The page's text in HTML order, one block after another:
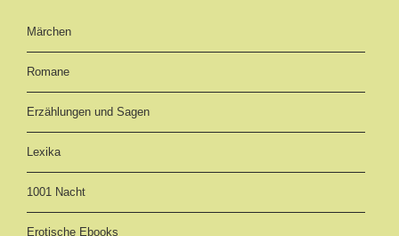
Märchen
Romane
Erzählungen und Sagen
Lexika
1001 Nacht
Erotische Ebooks